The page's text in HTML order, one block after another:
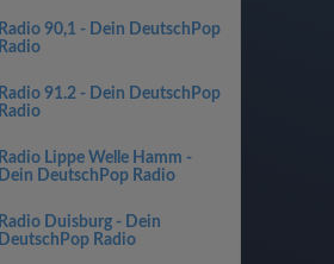
Radio 90,1 - Dein DeutschPop
Radio
Radio 91.2 - Dein DeutschPop
Radio
Radio Lippe Welle Hamm -
Dein DeutschPop Radio
Radio Duisburg - Dein
DeutschPop Radio